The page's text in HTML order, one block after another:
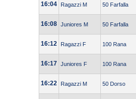
16:04 Ragazzi M 50 Farfalla
16:08 Juniores M 50 Farfalla
16:12 Ragazzi F 100 Rana
16:17 Juniores F 100 Rana
16:22 Ragazzi M 50 Dorso